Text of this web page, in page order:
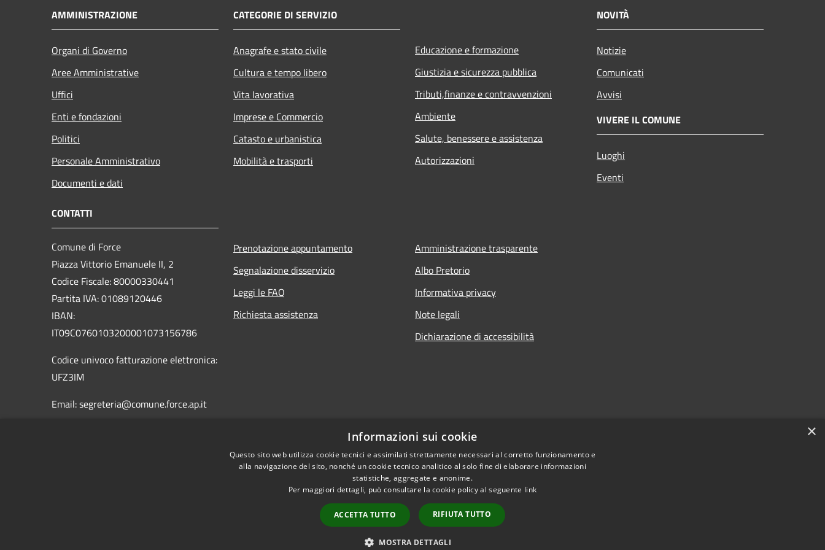
AMMINISTRAZIONE
Organi di Governo
Aree Amministrative
Uffici
Enti e fondazioni
Politici
Personale Amministrativo
Documenti e dati
CATEGORIE DI SERVIZIO
Anagrafe e stato civile
Cultura e tempo libero
Vita lavorativa
Imprese e Commercio
Catasto e urbanistica
Mobilità e trasporti
Educazione e formazione
Giustizia e sicurezza pubblica
Tributi,finanze e contravvenzioni
Ambiente
Salute, benessere e assistenza
Autorizzazioni
NOVITÀ
Notizie
Comunicati
Avvisi
VIVERE IL COMUNE
Luoghi
Eventi
CONTATTI
Comune di Force
Piazza Vittorio Emanuele II, 2
Codice Fiscale: 80000330441
Partita IVA: 01089120446
IBAN:
IT09C0760103200001073156786
Codice univoco fatturazione elettronica:
UFZ3IM
Email: segreteria@comune.force.ap.it
Prenotazione appuntamento
Segnalazione disservizio
Leggi le FAQ
Richiesta assistenza
Amministrazione trasparente
Albo Pretorio
Informativa privacy
Note legali
Dichiarazione di accessibilità
Copyright © 2026 • Comune di Force • Powered by
×
Informazioni sui cookie
Questo sito web utilizza cookie tecnici e assimilati strettamente necessari al corretto funzionamento e
alla navigazione del sito, nonché un cookie tecnico analitico al solo fine di elaborare informazioni
statistiche, aggregate e anonime.
Per maggiori dettagli, può consultare la cookie policy al seguente link
ACCETTA TUTTO RIFIUTA TUTTO
MOSTRA DETTAGLI